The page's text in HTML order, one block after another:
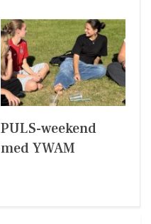
PULS-weekend
med YWAM